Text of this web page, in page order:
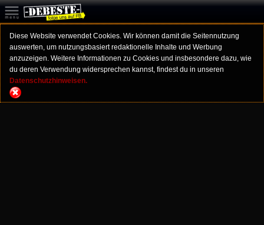
Diese Website verwendet Cookies. Wir können damit die Seitennutzung
auswerten, um nutzungsbasiert redaktionelle Inhalte und Werbung
anzuzeigen. Weitere Informationen zu Cookies und insbesondere dazu, wie
du deren Verwendung widersprechen kannst, findest du in unseren
Datenschutzhinweisen.